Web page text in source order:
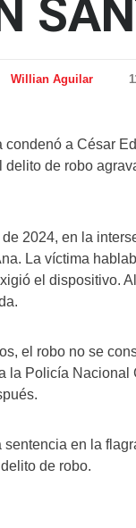
Willian Aguilar
condenó a César
de robo
2024, en la
La víctima
el dispositivo.
el robo no se
la Policía
en la
de robo.